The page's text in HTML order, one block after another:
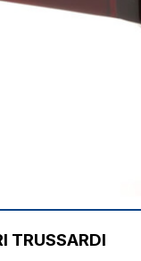
TRUSSARDI